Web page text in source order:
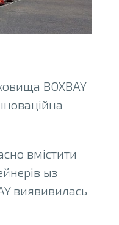
BOXBAY
вмістити
ыз
виявивилась